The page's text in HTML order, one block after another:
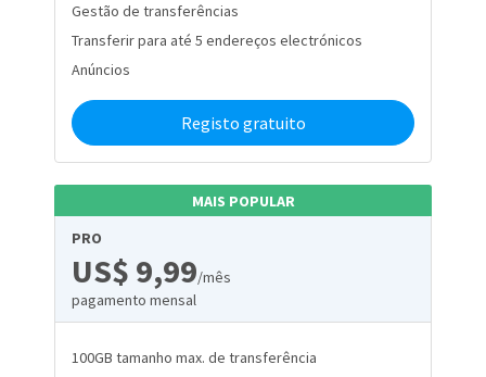
Gestão de transferências
Transferir para até 5 endereços electrónicos
Anúncios
Registo gratuito
MAIS POPULAR
PRO
US$ 9,99/mês
pagamento mensal
100GB tamanho max. de transferência